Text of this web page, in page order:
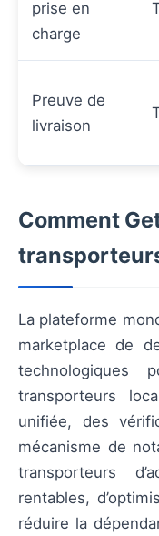
prise en
charge
Preuve de
livraison
Comment
La plateforme
marketplace de
technologiques
transporteurs
unifiée, des
mécanisme de
transporteurs
rentables,
réduire la